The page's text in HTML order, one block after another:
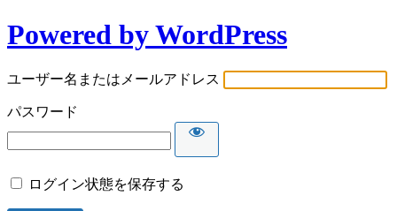
Powered by WordPress
ユーザー名またはメールアドレス
パスワード
ログイン状態を保存する